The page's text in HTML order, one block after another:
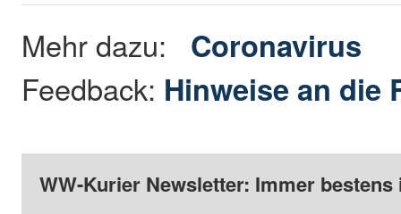
Mehr dazu: Coronavirus
Feedback: Hinweise an die
WW-Kurier Newsletter: Immer